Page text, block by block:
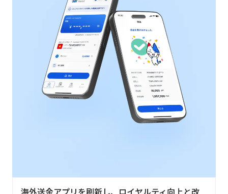
PdM/PMM体制実行支援 新規事業プロジェクト実行支援
内製化支援 AI 組織開発・人材育成
海外送金アプリを刷新し、ロイヤルティ向上と改